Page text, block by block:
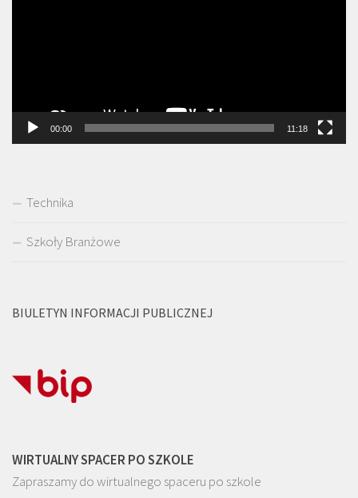
00:00 11:18
Technika
Szkoły Branżowe
BIULETYN INFORMACJI PUBLICZNEJ
WIRTUALNY SPACER PO SZKOLE
Zapraszamy do wirtualnego spaceru po szkole